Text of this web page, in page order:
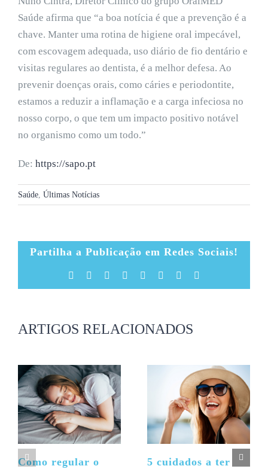
Saúde afirma que “a boa notícia é que a prevenção é a
chave. Manter uma rotina de higiene oral impecável,
com escovagem adequada, uso diário de fio dentário e
visitas regulares ao dentista, é a melhor defesa. Ao
prevenir doenças orais, como cáries e periodontite,
estamos a reduzir a inflamação e a carga infeciosa no
nosso corpo, o que tem um impacto positivo notável
no organismo como um todo.”
De: https://sapo.pt
Saúde, Últimas Notícias
Partilha a Publicação em Redes Sociais!
Facebook Reddit LinkedIn
TumblrPinterest
ARTIGOS RELACIONADOS
Como regular o
5 cuidados a ter